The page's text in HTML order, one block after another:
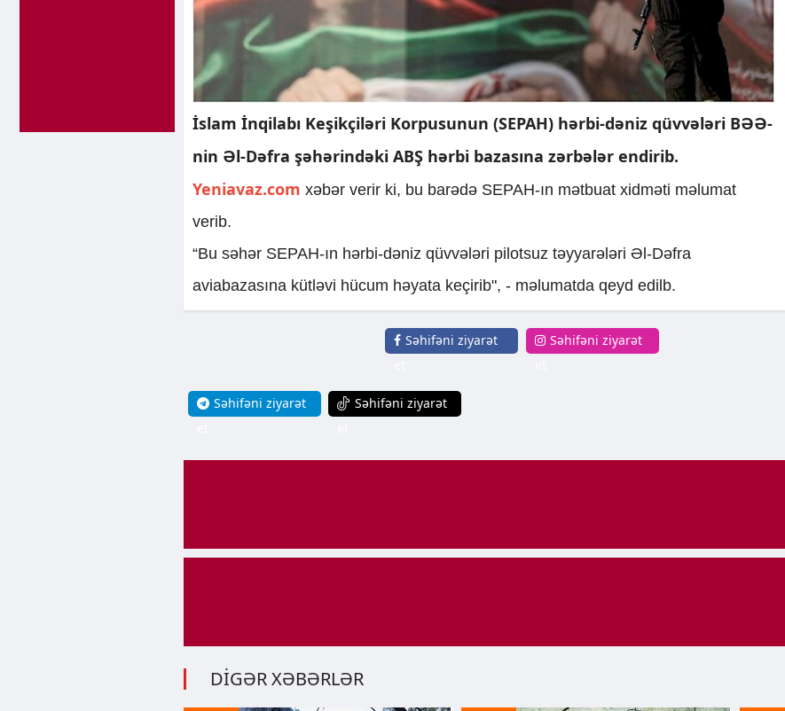
İslam İnqilabı Keşikçiləri Korpusunun (SEPAH) hərbi-dəniz qüvvələri BƏƏ-
nin Əl-Dəfra şəhərindəki ABŞ hərbi bazasına zərbələr endirib.
Yeniavaz.com xəbər verir ki, bu barədə SEPAH-ın mətbuat xidməti məlumat
verib.
“Bu səhər SEPAH-ın hərbi-dəniz qüvvələri pilotsuz təyyarələri Əl-Dəfra
aviabazasına kütləvi hücum həyata keçirib", - məlumatda qeyd edilb.
Səhifəni ziyarət
Səhifəni ziyarət
Səhifəni ziyarət
Səhifəni ziyarət
DİGƏR XƏBƏRLƏR